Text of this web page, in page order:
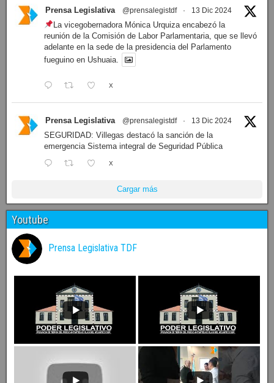
Prensa Legislativa @prensalegistdf · 13 Dic 2024
La vicegobernadora Mónica Urquiza encabezó la
reunión de la Comisión de Labor Parlamentaria, que se llevó
adelante en la sede de la presidencia del Parlamento
fueguino en Ushuaia.
X
Prensa Legislativa @prensalegistdf · 13 Dic 2024
SEGURIDAD: Villegas destacó la sanción de la
emergencia Sistema integral de Seguridad Pública
X
Cargar más
Youtube
Prensa Legislativa TDF